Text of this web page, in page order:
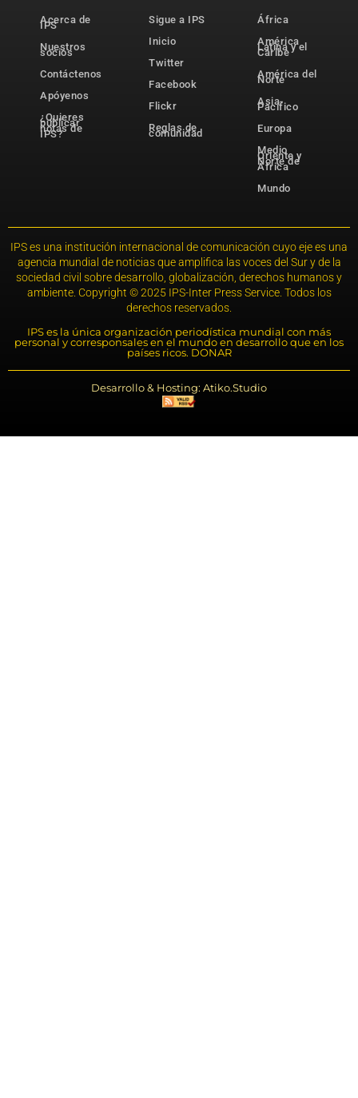
Acerca de
IPS
Nuestros
socios
Contáctenos
Apóyenos
¿Quieres
publicar
notas de
IPS?
Sigue a IPS
Inicio
Twitter
Facebook
Flickr
Reglas de
comunidad
África
América
Latina y el
Caribe
América del
Norte
Asia-
Pacífico
Europa
Medio
Oriente y
Norte de
África
Mundo
IPS es una institución internacional de comunicación cuyo eje es una
agencia mundial de noticias que amplifica las voces del Sur y de la
sociedad civil sobre desarrollo, globalización, derechos humanos y
ambiente. Copyright © 2025 IPS-Inter Press Service. Todos los
derechos reservados.
IPS es la única organización periodística mundial con más
personal y corresponsales en el mundo en desarrollo que en los
países ricos. DONAR
Desarrollo & Hosting: Atiko.Studio